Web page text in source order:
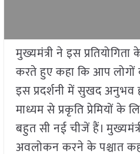
मुख्यमंत्री ने इस
करते हुए कहा कि आप लोगों
इस प्रदर्शनी में सुखद अनुभव
माध्यम से प्रकृति प्रेमियों
बहुत सी नई चीजें हैं।
अवलोकन करने के पश्चात